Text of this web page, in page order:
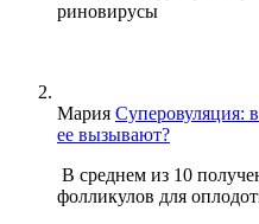
риновирусы
Мария Суперовуляция:
ее вызывают?
В среднем из 10
фолликулов для